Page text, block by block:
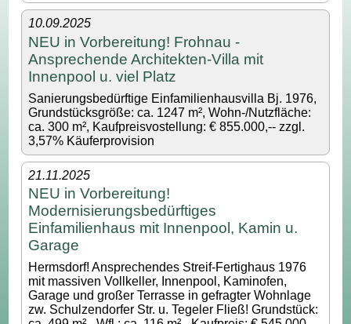
10.09.2025
NEU in Vorbereitung! Frohnau -
Ansprechende Architekten-Villa mit
Innenpool u. viel Platz
Sanierungsbedürftige Einfamilienhausvilla Bj. 1976,
Grundstücksgröße: ca. 1247 m², Wohn-/Nutzfläche:
ca. 300 m², Kaufpreisvostellung: € 855.000,-- zzgl.
3,57% Käuferprovision
21.11.2025
NEU in Vorbereitung!
Modernisierungsbedürftiges
Einfamilienhaus mit Innenpool, Kamin u.
Garage
Hermsdorf! Ansprechendes Streif-Fertighaus 1976
mit massiven Vollkeller, Innenpool, Kaminofen,
Garage und großer Terrasse in gefragter Wohnlage
zw. Schulzendorfer Str. u. Tegeler Fließ! Grundstück: